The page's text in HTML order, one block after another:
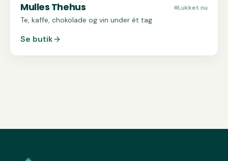
Mulles Thehus Lukket nu
Te, kaffe, chokolade og vin under ét tag
Se butik